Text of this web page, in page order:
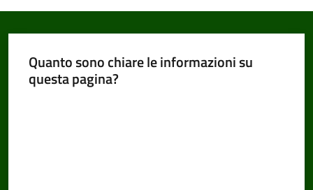
Quanto sono chiare le informazioni su
questa pagina?